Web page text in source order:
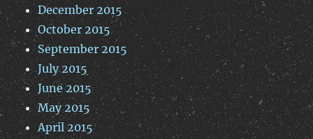
December 2015
October 2015
September 2015
July 2015
June 2015
May 2015
April 2015